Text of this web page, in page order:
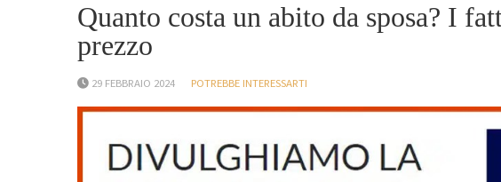
Quanto costa un abito da sposa? I
prezzo
29 FEBBRAIO 2024 POTREBBE INTERESSARTI